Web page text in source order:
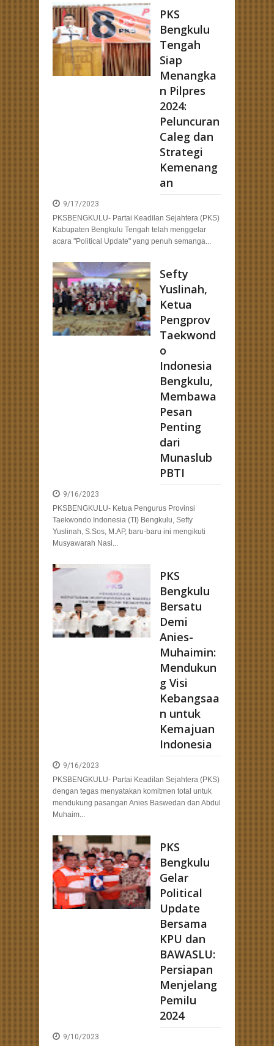
Strategi Pemenangan Pemilu dengan Kehadiran Bang Hans
PKS
Bengkulu
Tengah
Siap
Menangka
n Pilpres
2024:
Peluncuran
Caleg dan
Strategi
Kemenang
an
9/17/2023
PKSBENGKULU- Partai Keadilan Sejahtera (PKS)
Kabupaten Bengkulu Tengah telah menggelar
acara "Political Update" yang penuh semanga...
Sefty
Yuslinah,
Ketua
Pengprov
Taekwond
o
Indonesia
Bengkulu,
Membawa
Pesan
Penting
dari
Munaslub
PBTI
9/16/2023
PKSBENGKULU- Ketua Pengurus Provinsi
Taekwondo Indonesia (TI) Bengkulu, Sefty
Yuslinah, S.Sos, M.AP, baru-baru ini mengikuti
Musyawarah Nasi...
PKS
Bengkulu
Bersatu
Demi
Anies-
Muhaimin:
Mendukun
g Visi
Kebangsaa
n untuk
Kemajuan
Indonesia
9/16/2023
PKSBENGKULU- Partai Keadilan Sejahtera (PKS)
dengan tegas menyatakan komitmen total untuk
mendukung pasangan Anies Baswedan dan Abdul
Muhaim...
PKS
Bengkulu
Gelar
Political
Update
Bersama
KPU dan
BAWASLU:
Persiapan
Menjelang
Pemilu
2024
9/10/2023